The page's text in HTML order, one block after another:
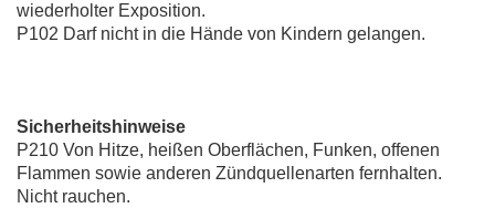
wiederholter Exposition.
P102 Darf nicht in die Hände von Kindern gelangen.
Sicherheitshinweise
P210 Von Hitze, heißen Oberflächen, Funken, offenen
Flammen sowie anderen Zündquellenarten fernhalten.
Nicht rauchen.